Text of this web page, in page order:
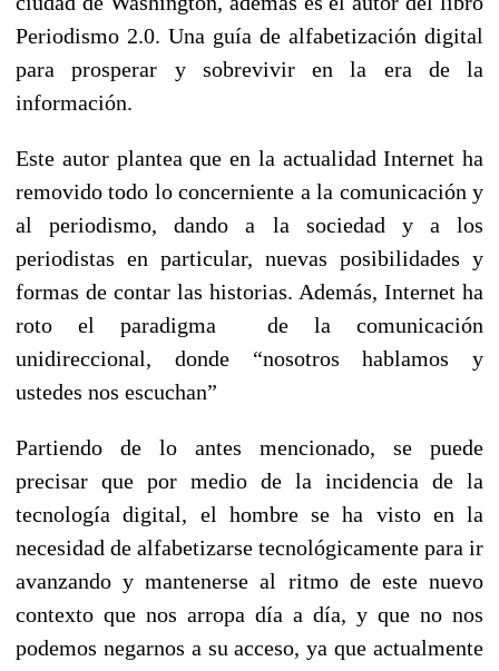
Periodismo 2.0. Una guía de alfabetización digital
para prosperar y sobrevivir en la era de la
información.
Este autor plantea que en la actualidad Internet ha
removido todo lo concerniente a la comunicación y
al periodismo, dando a la sociedad y a los
periodistas en particular, nuevas posibilidades y
formas de contar las historias. Además, Internet ha
roto el paradigma de la comunicación
unidireccional, donde “nosotros hablamos y
ustedes nos escuchan”
Partiendo de lo antes mencionado, se puede
precisar que por medio de la incidencia de la
tecnología digital, el hombre se ha visto en la
necesidad de alfabetizarse tecnológicamente para ir
avanzando y mantenerse al ritmo de este nuevo
contexto que nos arropa día a día, y que no nos
podemos negarnos a su acceso, ya que actualmente